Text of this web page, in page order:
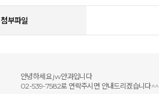
첨부파일
안녕하세요 jw안과입니다
02-539-7582로 연락주시면 안내드리겠습니다^^